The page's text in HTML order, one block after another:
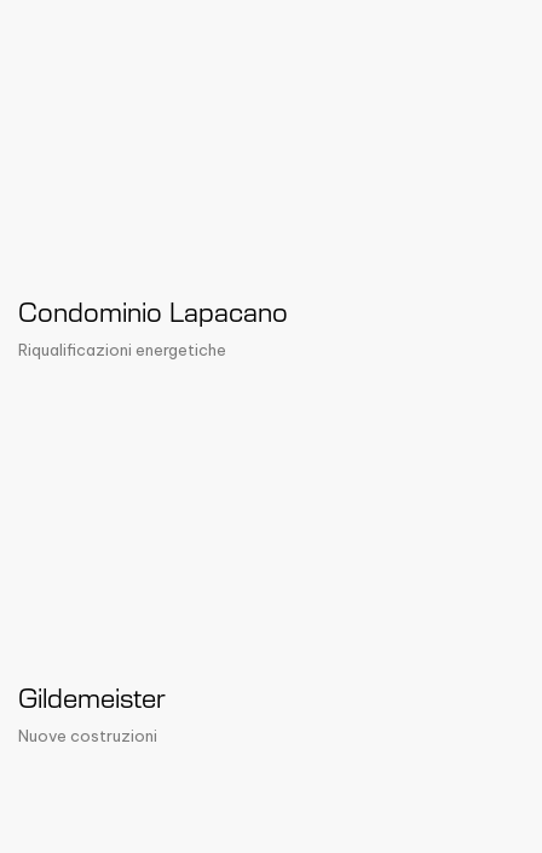
Condominio Lapacano
Riqualificazioni energetiche
Gildemeister
Nuove costruzioni